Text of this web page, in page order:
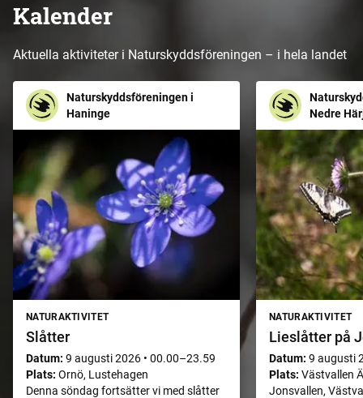
Kalender
Aktuella aktiviteter i Naturskyddsföreningen – i hela landet
Naturskyddsföreningen i
Haninge
NATURAKTIVITET
Slåtter
Datum: 9 augusti 2026 • 00.00–23.59
Plats: Ornö, Lustehagen
Denna söndag fortsätter vi med slåtter
Nedre
NATURAKTIVITET
Lieslåtter på
Datum: 9 augusti
Plats: Västvallen
Jonsvallen,